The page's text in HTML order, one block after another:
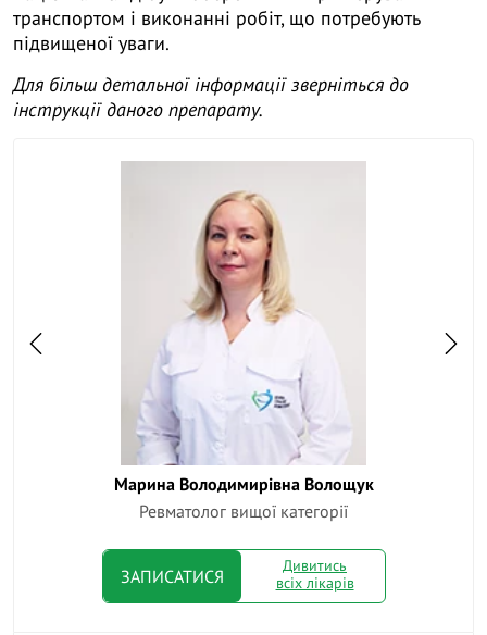
Марина Володимирівна Волощук
Ревматолог вищої категорії
ЗАПИСАТИСЯ
Дивитись
всіх лікарів
транспортом і виконанні робіт, що потребують
підвищеної уваги.
Для більш детальної інформації зверніться до
інструкції даного препарату.